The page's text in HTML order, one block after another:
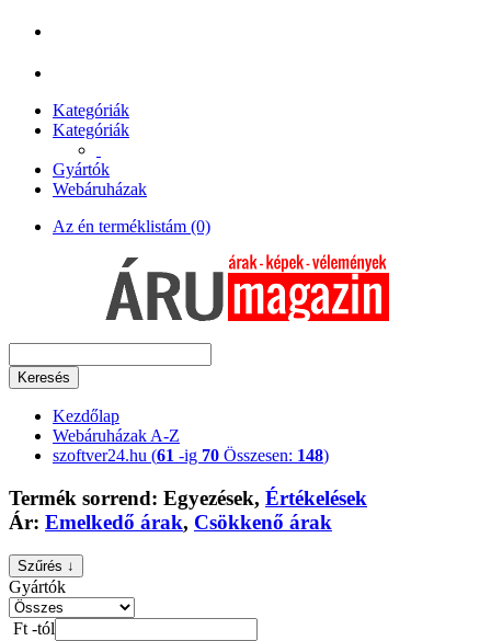
Kategóriák
Kategóriák
Gyártók
Webáruházak
Az én terméklistám (0)
Keresés
Kezdőlap
Webáruházak A-Z
szoftver24.hu (61 -ig 70 Összesen: 148)
Termék sorrend: Egyezések, Értékelések
Ár: Emelkedő árak, Csökkenő árak
Szűrés ↓
Gyártók
Ft -tól